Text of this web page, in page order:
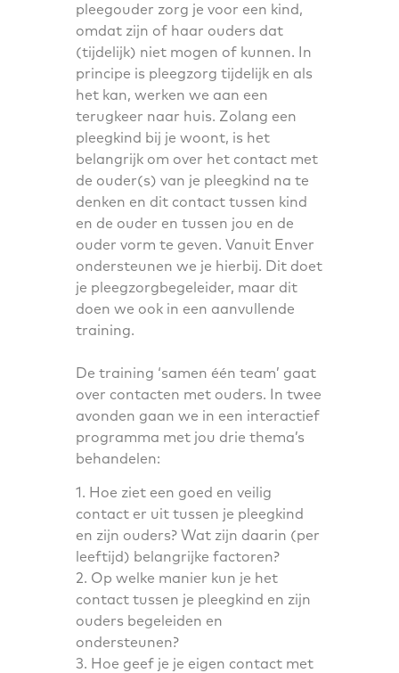
pleegouder zorg je voor een kind,
omdat zijn of haar ouders dat
(tijdelijk) niet mogen of kunnen. In
principe is pleegzorg tijdelijk en als
het kan, werken we aan een
terugkeer naar huis. Zolang een
pleegkind bij je woont, is het
belangrijk om over het contact met
de ouder(s) van je pleegkind na te
denken en dit contact tussen kind
en de ouder en tussen jou en de
ouder vorm te geven. Vanuit Enver
ondersteunen we je hierbij. Dit doet
je pleegzorgbegeleider, maar dit
doen we ook in een aanvullende
training.
De training ‘samen één team’ gaat
over contacten met ouders. In twee
avonden gaan we in een interactief
programma met jou drie thema’s
behandelen:
1. Hoe ziet een goed en veilig
contact er uit tussen je pleegkind
en zijn ouders? Wat zijn daarin (per
leeftijd) belangrijke factoren?
2. Op welke manier kun je het
contact tussen je pleegkind en zijn
ouders begeleiden en
ondersteunen?
3. Hoe geef je je eigen contact met